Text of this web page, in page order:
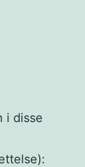
i disse